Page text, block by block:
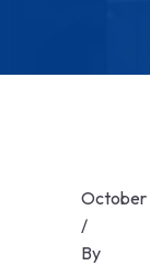
October
/
By